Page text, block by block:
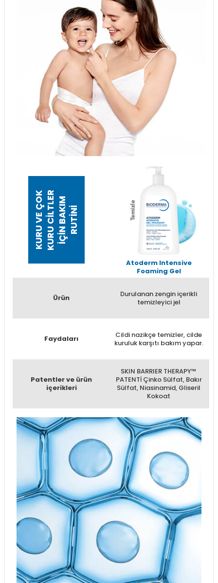
K
U
R
U
V
E
Ç O
K
K
U
R
U
C
İ
L T
L E
R
İ
Ç
İ
N
B
A K
I M
R
U
T
İ
N İ
Atoderm Intensive
Foaming Gel
Ürün
Durulanan zengin içerikli
temizleyici jel
Faydaları
Cildi nazikçe temizler, cilde
kuruluk karşıtı bakım yapar.
Patentler ve ürün
içerikleri
SKIN BARRIER THERAPY™
PATENTİ Çinko Sülfat, Bakır
Sülfat, Niasinamid, Gliseril
Kokoat